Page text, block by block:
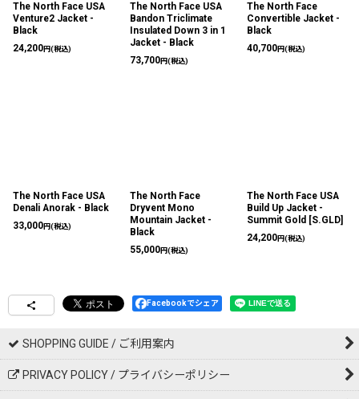
The North Face USA
Venture2 Jacket -
Black
24,200円(税込)
The North Face USA
Bandon Triclimate
Insulated Down 3 in 1
Jacket - Black
73,700円(税込)
The North Face
Convertible Jacket -
Black
40,700円(税込)
The North Face USA
Denali Anorak - Black
33,000円(税込)
The North Face
Dryvent Mono
Mountain Jacket -
Black
55,000円(税込)
The North Face USA
Build Up Jacket -
Summit Gold [S.GLD]
24,200円(税込)
Facebookでシェア
SHOPPING GUIDE / ご利用案内
PRIVACY POLICY / プライバシーポリシー